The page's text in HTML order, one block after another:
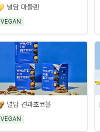
널담 마들렌
VEGAN
널담 견과초코볼
VEGAN